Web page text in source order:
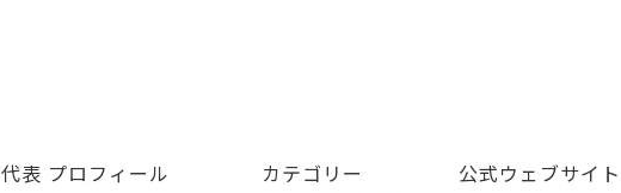
代表 プロフィール カテゴリー 公式ウェブサイト